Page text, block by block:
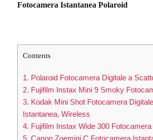
Fotocamera Istantanea Polaroid
Contents
1. Polaroid Fotocamera Digitale a
2. Fujifilm Instax Mini 9 Smoky
3. Kodak Mini Shot Fotocamera
Istantanea, Wireless
4. Fujifilm Instax Wide 300
5. Canon Zoemini C Fotocamera